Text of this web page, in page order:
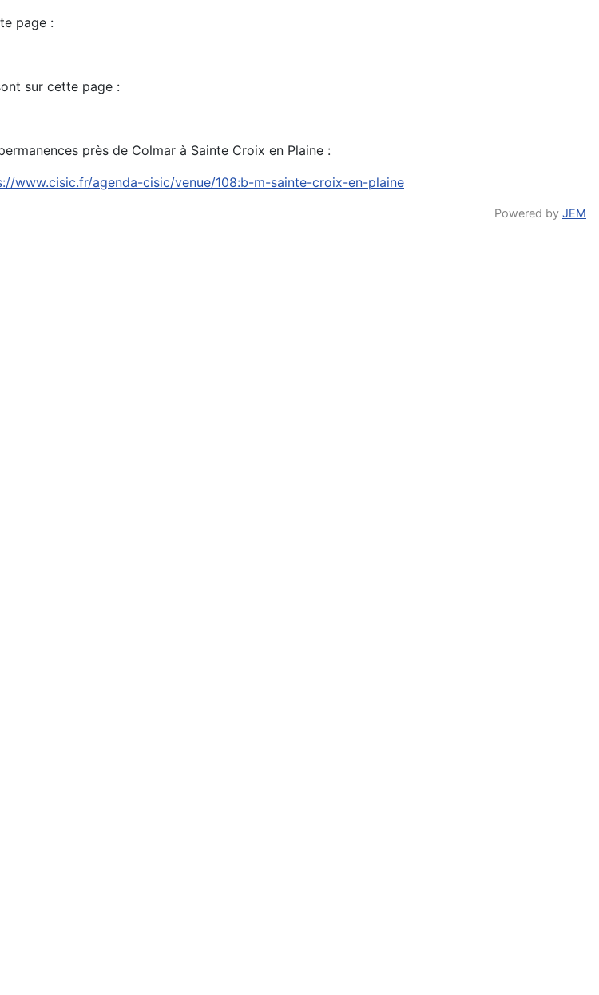
page :
sur cette page :
près de Colmar à Sainte Croix en Plaine :
www.cisic.fr/agenda-cisic/venue/108:b-m-sainte-croix-en-plaine
Powered by JEM